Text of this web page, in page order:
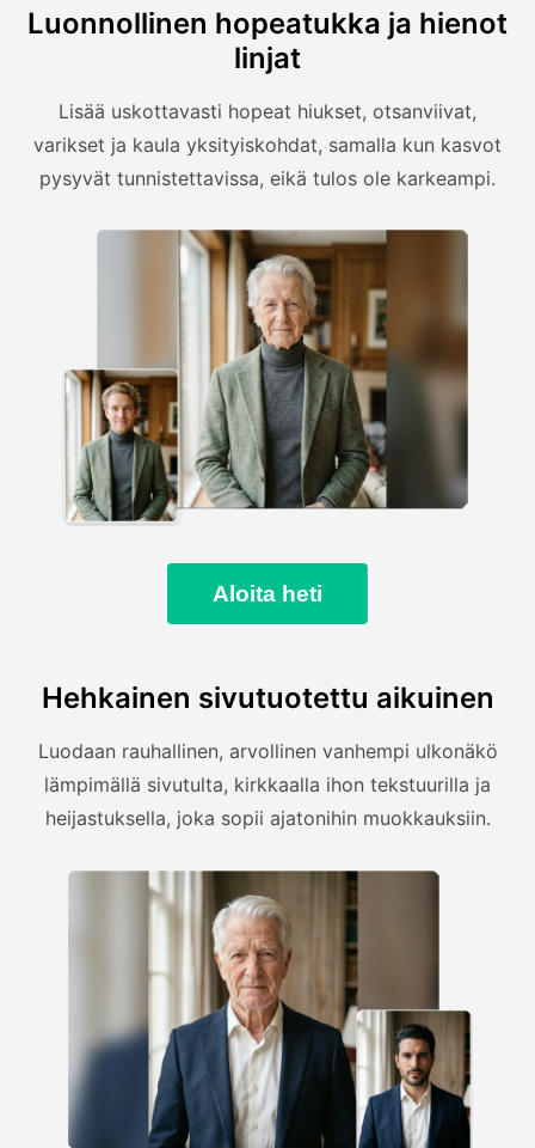
Luonnollinen hopeatukka ja hienot
linjat
Lisää uskottavasti hopeat hiukset, otsanviivat,
varikset ja kaula yksityiskohdat, samalla kun kasvot
pysyvät tunnistettavissa, eikä tulos ole karkeampi.
Aloita heti
Hehkainen sivutuotettu aikuinen
Luodaan rauhallinen, arvollinen vanhempi ulkonäkö
lämpimällä sivutulta, kirkkaalla ihon tekstuurilla ja
heijastuksella, joka sopii ajatonihin muokkauksiin.